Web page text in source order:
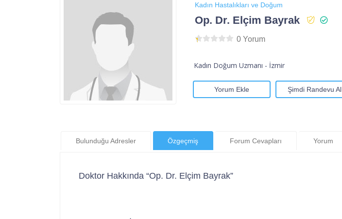
Kadın Hastalıkları ve Doğum
Op. Dr. Elçim Bayrak
0 Yorum
Kadın Doğum Uzmanı - İzmir
Yorum Ekle Şimdi Randevu Al
Bulunduğu Adresler Özgeçmiş Forum Cevapları Yorum
Doktor Hakkında “Op. Dr. Elçim Bayrak”